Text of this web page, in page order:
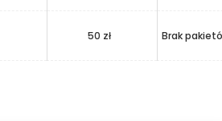
50 zł Brak